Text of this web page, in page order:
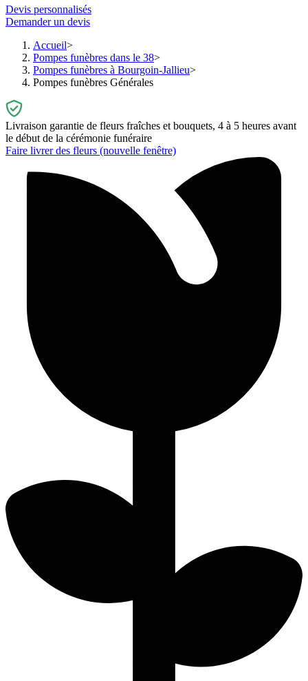
Devis personnalisés
Demander un devis
Accueil
Pompes funèbres dans le 38
Pompes funèbres à Bourgoin-Jallieu
Pompes funèbres Générales
Livraison garantie de fleurs fraîches et bouquets, 4 à 5 heures avant
le début de la cérémonie funéraire
Faire livrer des fleurs (nouvelle fenêtre)